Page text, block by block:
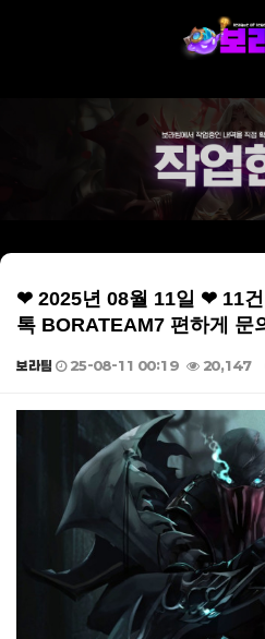
❤ 2025년 08월 11일 ❤ 11
톡 BORATEAM7 편하게 문
보라팀 25-08-11 00:19 20,147